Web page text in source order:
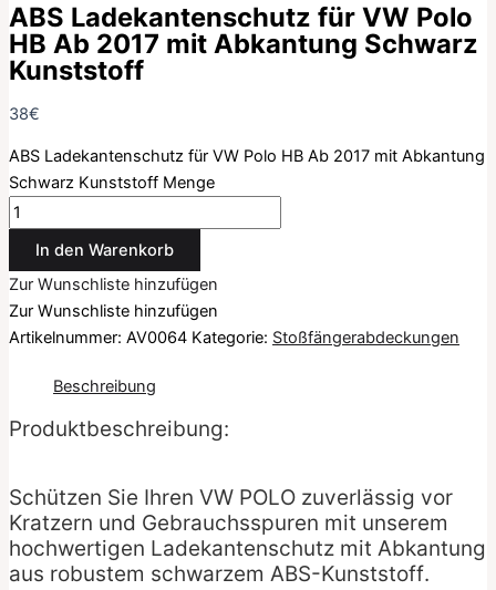
ABS Ladekantenschutz für VW Polo
HB Ab 2017 mit Abkantung Schwarz
Kunststoff
38€
ABS Ladekantenschutz für VW Polo HB Ab 2017 mit Abkantung
Schwarz Kunststoff Menge
In den Warenkorb
Zur Wunschliste hinzufügen
Zur Wunschliste hinzufügen
Artikelnummer: AV0064 Kategorie: Stoßfängerabdeckungen
Beschreibung
Produktbeschreibung:
Schützen Sie Ihren VW POLO zuverlässig vor
Kratzern und Gebrauchsspuren mit unserem
hochwertigen Ladekantenschutz mit Abkantung
aus robustem schwarzem ABS-Kunststoff.